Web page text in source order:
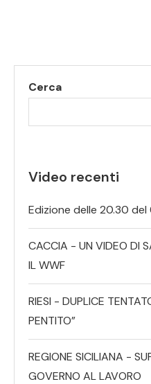
Cerca
Video recenti
Edizione delle 20.30
CACCIA - UN VIDEO DI
IL WWF
RIESI - DUPLICE
PENTITO”
REGIONE SICILIANA -
GOVERNO AL LAVORO